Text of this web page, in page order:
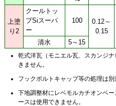
上塗
り2
クールトッ
プSiスーパ
ー
100
0.12～
0.15
清水 5～15
乾式洋瓦（モニエル瓦、スカンジ
きません。
フックボルトキャップ等の処理は別
下地調整材にレベモルカチオンベ
ースは使用できません。